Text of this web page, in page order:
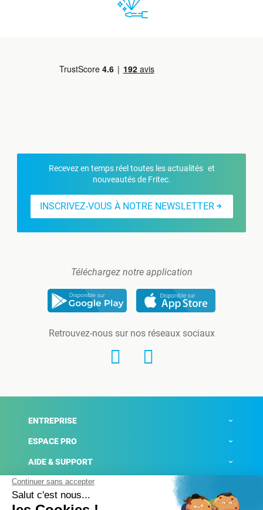
Recevez en temps réel toutes les actualités et
nouveautés de Fritec.
INSCRIVEZ-VOUS À NOTRE NEWSLETTER
Téléchargez notre application
Retrouvez-nous sur nos réseaux sociaux
ENTREPRISE
ESPACE PRO
AIDE & SUPPORT
ACTUALITÉS